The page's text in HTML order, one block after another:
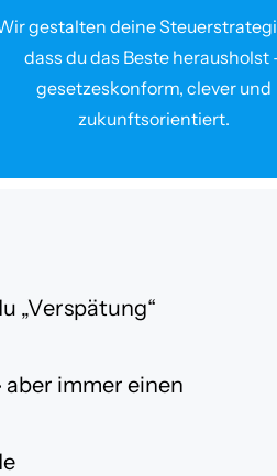
gestalten deine
dass du das Beste herausholst
gesetzeskonform, clever und
zukunftsorientiert.
„Verspätung“
aber immer einen